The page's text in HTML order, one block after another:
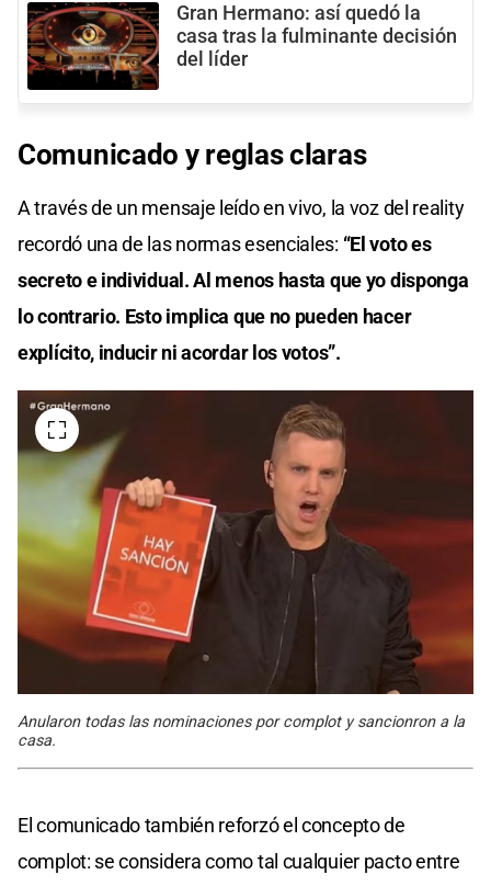
Gran Hermano: así quedó la
casa tras la fulminante decisión
del líder
Comunicado y reglasclaras
A través de un mensaje leído en vivo, la voz del reality
recordó una de las normas esenciales: “El voto es
secreto e individual. Al menos hasta que yo disponga
lo contrario. Esto implica que no pueden hacer
explícito, inducir ni acordar los votos”.
Anularon todas las nominaciones por complot y sancionron a la
casa.
El comunicado también reforzó el concepto de
complot: se considera como tal cualquier pacto entre